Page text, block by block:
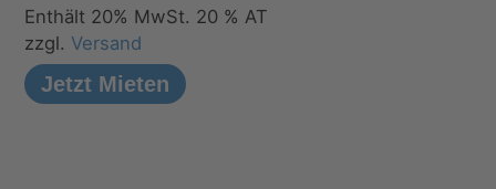
Enthält 20% MwSt. 20 % AT
zzgl.Versand
Jetzt Mieten